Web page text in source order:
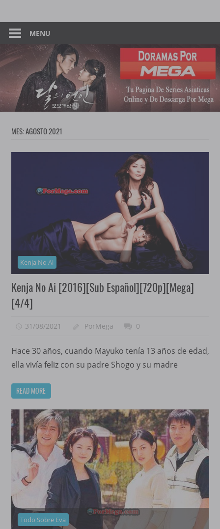
content
Dorama
–
Por
Mega
Pagina
Descarga
Por
Mega
MENU
MES:AGOSTO 2021
Kenja No Ai
Kenja No Ai [2016][Sub Español][720p][Mega]
[4/4]
31/08/2021 PorMega 0
Hace 30 años, cuando Mayuko tenía 13 años de edad,
ella vivía feliz con su padre Shogo y su madre
READ MORE
Todo Sobre Eva